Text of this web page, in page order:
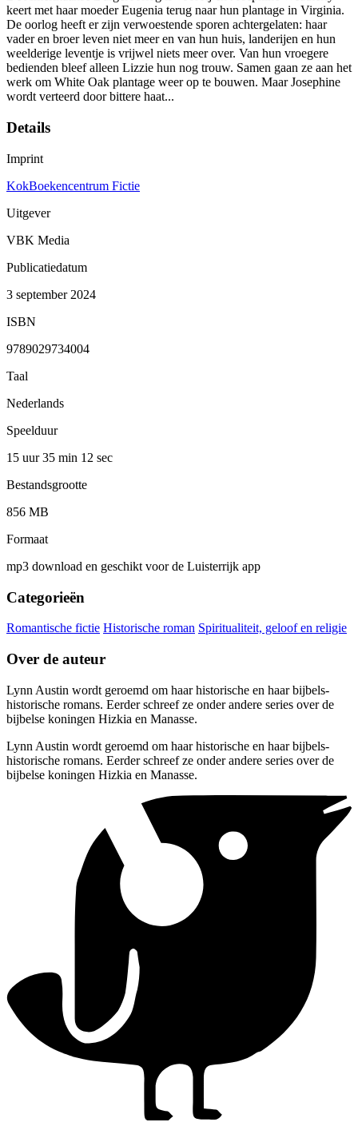
keert met haar moeder Eugenia terug naar hun plantage in Virginia.
De oorlog heeft er zijn verwoestende sporen achtergelaten: haar
vader en broer leven niet meer en van hun huis, landerijen en hun
weelderige leventje is vrijwel niets meer over. Van hun vroegere
bedienden bleef alleen Lizzie hun nog trouw. Samen gaan ze aan het
werk om White Oak plantage weer op te bouwen. Maar Josephine
wordt verteerd door bittere haat...
Details
Imprint
KokBoekencentrum Fictie
Uitgever
VBK Media
Publicatiedatum
3 september 2024
ISBN
9789029734004
Taal
Nederlands
Speelduur
15 uur 35 min 12 sec
Bestandsgrootte
856 MB
Formaat
mp3 download en geschikt voor de Luisterrijk app
Categorieën
Romantische fictie Historische roman Spiritualiteit, geloof en religie
Over de auteur
Lynn Austin wordt geroemd om haar historische en haar bijbels-
historische romans. Eerder schreef ze onder andere series over de
bijbelse koningen Hizkia en Manasse.
Lynn Austin wordt geroemd om haar historische en haar bijbels-
historische romans. Eerder schreef ze onder andere series over de
bijbelse koningen Hizkia en Manasse.